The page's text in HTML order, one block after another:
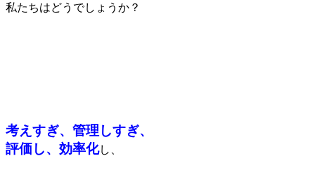
私たちはどうでしょうか？
考えすぎ、管理しすぎ、
評価し、効率化し、